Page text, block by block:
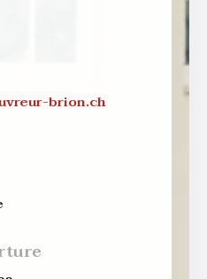
brion.ch